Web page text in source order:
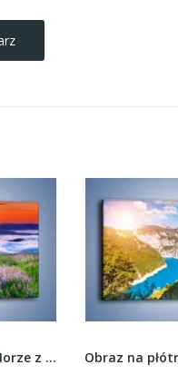
Obraz na płótnie – Góry z lotu ptaka –...